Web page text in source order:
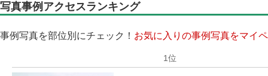
写真事例アクセスランキング
事例写真を部位別にチェック！ お気に入りの事例写真をマイ